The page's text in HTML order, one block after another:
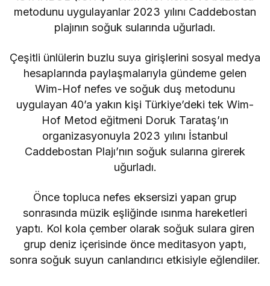
metodunu uygulayanlar 2023 yılını Caddebostan
plajının soğuk sularında uğurladı.
Çeşitli ünlülerin buzlu suya girişlerini sosyal medya
hesaplarında paylaşmalarıyla gündeme gelen
Wim-Hof nefes ve soğuk duş metodunu
uygulayan 40’a yakın kişi Türkiye’deki tek Wim-
Hof Metod eğitmeni Doruk Tarataş’ın
organizasyonuyla 2023 yılını İstanbul
Caddebostan Plajı’nın soğuk sularına girerek
uğurladı.
Önce topluca nefes eksersizi yapan grup
sonrasında müzik eşliğinde ısınma hareketleri
yaptı. Kol kola çember olarak soğuk sulara giren
grup deniz içerisinde önce meditasyon yaptı,
sonra soğuk suyun canlandırıcı etkisiyle eğlendiler.